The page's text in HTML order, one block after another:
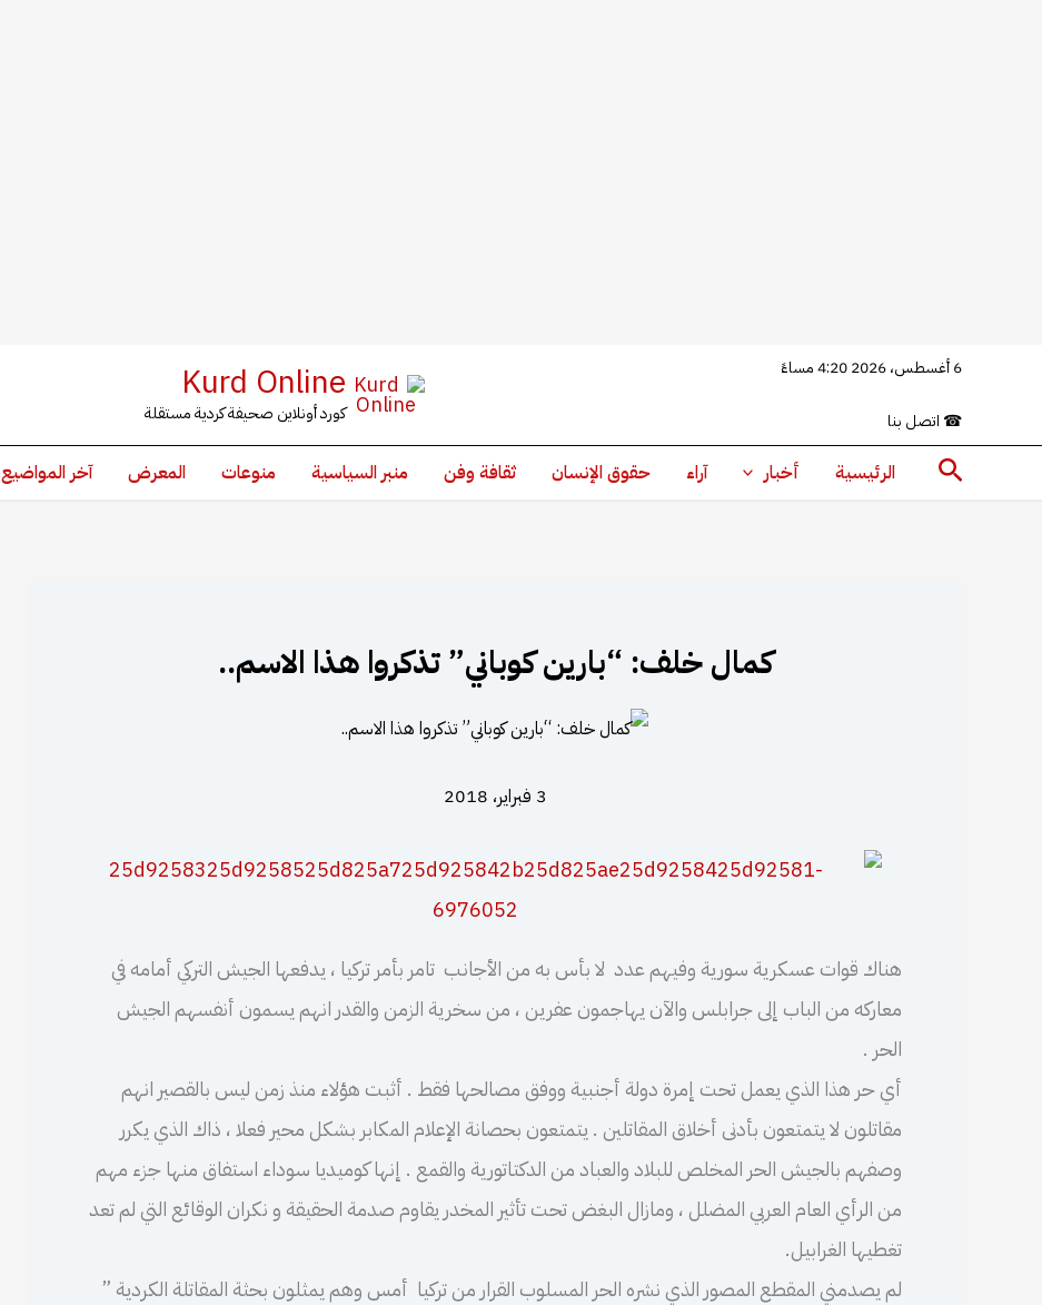
المحتوى
6 أغسطس، 2026 4:20 مساءً
☎ اتصل بنا
Kurd Online
كورد أونلاين صحيفة كردية مستقلة
البحث الرئيسية أخبار آراء حقوق الإنسان ثقافة وفن منبر السياسية منوعات المعرض آخر المواضيع
كمال خلف: “بارين كوباني” تذكروا هذا الاسم..
3 فبراير، 2018
هناك قوات عسكرية سورية وفيهم عدد لا بأس به من الأجانب تامر بأمر تركيا ، يدفعها الجيش التركي أمامه في
معاركه من الباب إلى جرابلس والآن يهاجمون عفرين ، من سخرية الزمن والقدر انهم يسمون أنفسهم الجيش
الحر .
أي حر هذا الذي يعمل تحت إمرة دولة أجنبية ووفق مصالحها فقط . أثبت هؤلاء منذ زمن ليس بالقصير انهم
مقاتلون لا يتمتعون بأدنى أخلاق المقاتلين . يتمتعون بحصانة الإعلام المكابر بشكل محير فعلا ، ذاك الذي يكرر
وصفهم بالجيش الحر المخلص للبلاد والعباد من الدكتاتورية والقمع . إنها كوميديا سوداء استفاق منها جزء مهم
من الرأي العام العربي المضلل ، ومازال البغض تحت تأثير المخدر يقاوم صدمة الحقيقة و نكران الوقائع التي لم تعد
تغطيها الغرابيل.
لم يصدمني المقطع المصور الذي نشره الحر المسلوب القرار من تركيا أمس وهم يمثلون بحثة المقاتلة الكردية ”